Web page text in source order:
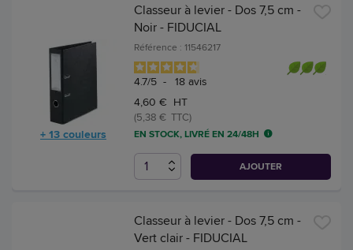
+ 13 couleurs
Classeur à levier - Dos 7,5 cm -
Noir - FIDUCIAL
Référence : 11546217
4.7/5 - 18 avis
4,60 € HT
(5,38 € TTC)
EN STOCK, LIVRÉ EN 24/48H
AJOUTER
Classeur à levier - Dos 7,5 cm -
Vert clair - FIDUCIAL